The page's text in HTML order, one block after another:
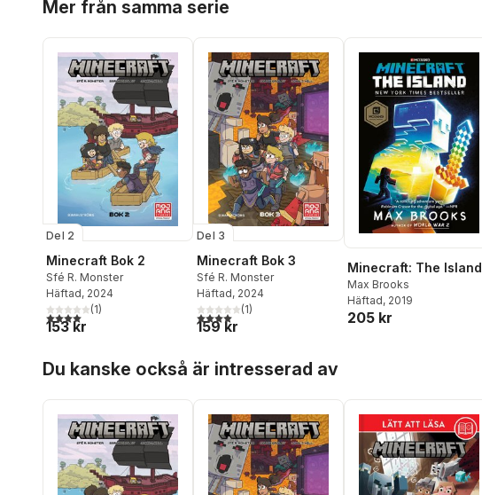
Mer från samma serie
Del 2
Minecraft Bok 2
Sfé R. Monster
Häftad, 2024
4,0utav 5 stjärnor. Totalt antal röster:
(1)
153 kr
Del 3
Minecraft Bok 3
Sfé R. Monster
Häftad, 2024
4,0utav 5 stjärnor. Totalt antal röster:
(1)
159 kr
Minecraft: The Island
Max Brooks
Häftad, 2019
205 kr
Du kanske också är intresserad av